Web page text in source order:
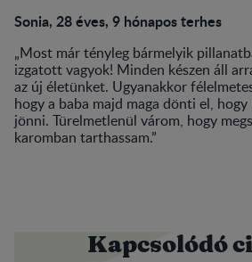
Sonia, 28 éves, 9 hónapos terhes
„Most már tényleg bármelyik
izgatott vagyok! Minden készen áll
az új életünket. Ugyanakkor
hogy a baba majd maga dönti el,
jönni. Türelmetlenül várom, hogy
karomban tarthassam.”
Kapcsolódó